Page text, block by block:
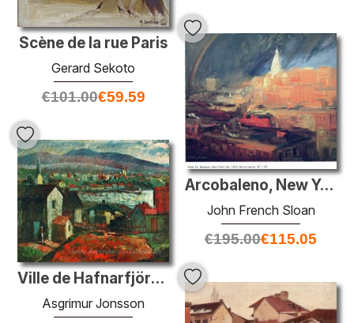
Scène de la rue Paris
Gerard Sekoto
€101.00€59.59
Arcobaleno, New York City
John French Sloan
€195.00€115.05
Ville de Hafnarfjörður
Asgrimur Jonsson